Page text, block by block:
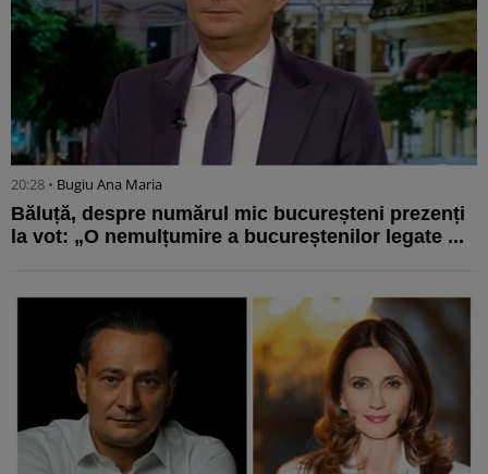
20:28 • Bugiu ⁠Ana Maria
Băluță, despre numărul mic bucureșteni prezenți
la vot: „O nemulțumire a bucureștenilor legate ...